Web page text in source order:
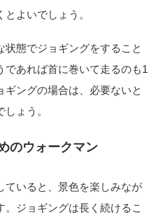
よいでしょう。
態でジョギングをすること
であれば首に巻いて走るのも1
ングの場合は、必要ないと
ょう。
のウォークマン
ていると、景色を楽しみなが
ジョギングは長く続けるこ